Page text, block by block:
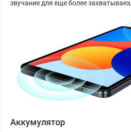
звучание для еще более
Аккумулятор